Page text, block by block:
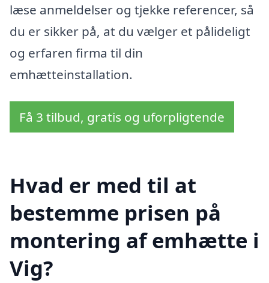
læse anmeldelser og tjekke referencer, så
du er sikker på, at du vælger et pålideligt
og erfaren firma til din
emhætteinstallation.
Få 3 tilbud, gratis og uforpligtende
Hvad er med til at
bestemme prisen på
montering af emhætte i
Vig?